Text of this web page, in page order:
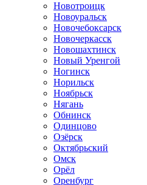
Новотроицк
Новоуральск
Новочебоксарск
Новочеркасск
Новошахтинск
Новый Уренгой
Ногинск
Норильск
Ноябрьск
Нягань
Обнинск
Одинцово
Озёрск
Октябрьский
Омск
Орёл
Оренбург